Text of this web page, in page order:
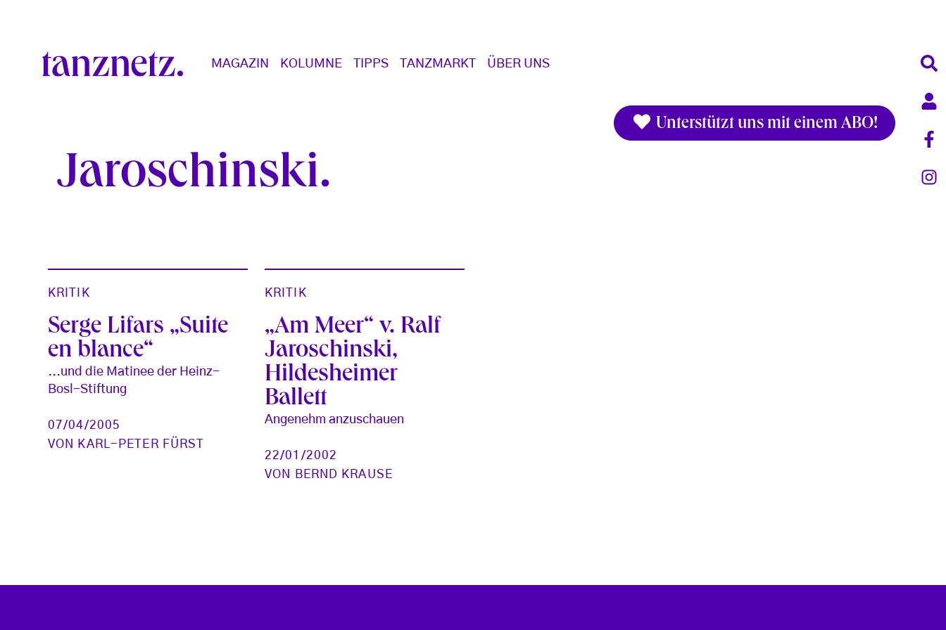
Main navigation
MAGAZIN KOLUMNE TIPPS TANZMARKT ÜBER UNS
Unterstützt uns mit einem ABO!
Jaroschinski
KRITIK
Serge Lifars „Suite
en blance“
...und die Matinee der Heinz-
Bosl-Stiftung
07/04/2005
VON
KARL-PETER FÜRST
KRITIK
„Am Meer“ v. Ralf
Jaroschinski,
Hildesheimer
Ballett
Angenehm anzuschauen
22/01/2002
VON
BERND KRAUSE